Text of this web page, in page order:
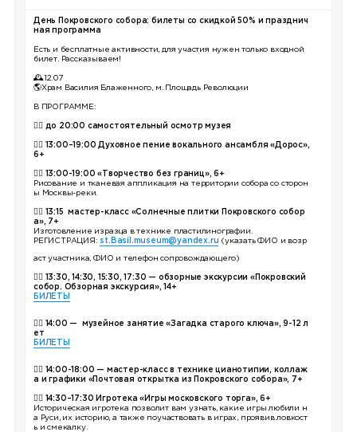
День Покровского собора: билеты со скидкой 50% и празднич
ная программа
Есть и бесплатные активности, для участия нужен только входной
билет. Рассказываем!
🕰12.07
🌎Храм Василия Блаженного, м. Площадь Революции
В ПРОГРАММЕ:
до 20:00 самостоятельный осмотр музея
13:00–19:00 Духовное пение вокального ансамбля «Дорос»,
6+
13:00-19:00 «Творчество без границ», 6+
Рисование и тканевая аппликация на территории собора со сторон
ы Москвы-реки.
👉🏼 13:15 мастер-класс «Солнечные плитки Покровского собор
а», 7+
Изготовление изразца в технике пластилинографии.
РЕГИСТРАЦИЯ: st.Basil.museum@yandex.ru (указать ФИО и возр
аст участника, ФИО и телефон сопровождающего)
👉🏼 13:30, 14:30, 15:30, 17:30 — обзорные экскурсии «Покровский
собор. Обзорная экскурсия», 14+
БИЛЕТЫ
👉🏼 14:00 — музейное занятие «Загадка старого ключа», 9-12 л
ет
БИЛЕТЫ
14:00-18:00 — мастер-класс в технике цианотипии, коллаж
а и графики «Почтовая открытка из Покровского собора», 7+
14:30–17:30 Игротека «Игры московского торга», 6+
Историческая игротека позволит вам узнать, какие игры любили н
а Руси, их историю, а также поучаствовать в играх, проявив ловкост
ь и смекалку.